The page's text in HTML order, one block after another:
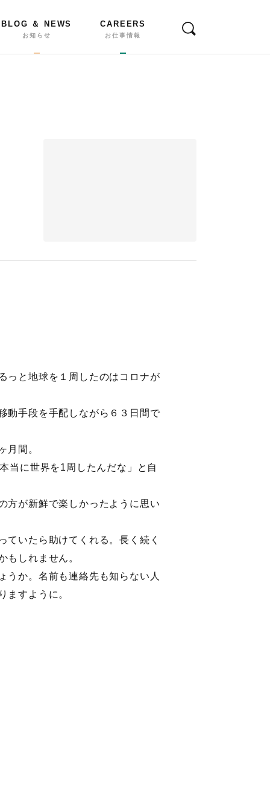
BLOG ＆ NEWS
お知らせ
CAREERS
お仕事情報
っと地球を１周したのはコロナが
動手段を手配しながら６３日間で
月間。
当に世界を1周したんだな」と自
方が新鮮で楽しかったように思い
ていたら助けてくれる。長く続く
もしれません。
うか。名前も連絡先も知らない人
ますように。